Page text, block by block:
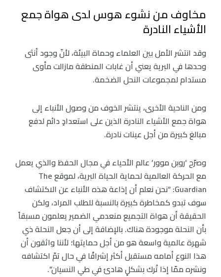
مخاوف من نشوء هوس لدى هواة جمع
الأشياء النادرة
وقد انتشر الأمل بين العلماء وحماة البيئة، لأنّ وجود أنثى
وحدها في البرية يعني أن غابات المنطقة مازالت مأوى
مستدام لمجموعات النحل الضخمة.
ومن الناحية الأخرى، ينتشر الخوف من وصول الأنباء إلى
هواة جمع الأشياء النادرة الذين على استعدادٍ دائم لدفع
مبالغ كبيرة من أجل عينات نادرة.
وصرّح ‘روبن موور’ عالم الأحياء في مجال الحفظ والذي يعمل
مع الحركة العالمية لحماية الحياة البرية، لموقع The
Guardian: “نحن نعلم أن إذاعة هذه الأنباء عن الاكتشاف
سوف تبدو كمخاطرة كبيرة بالنسبة للطلب المراد، ولكن
الحقيقة أن هواة التجميع منعدمي الضمير يعلمون مسبقاً
بأن النحلة موجودة هناك. بالإضافة إلى أن جعل النحلة ذي
شهرة عالمية واسعة هو من أجل حمايتها؛ لأننا واثقون أن
هذا النوع أمامه مستقبل أكثر إشراقًا في حال تمّ اكتشافه
ونشره ممّا إذا تُرك بشكلٍ هادئ في طي النسيان”.